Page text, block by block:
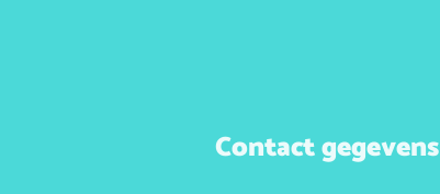
Contact gegevens